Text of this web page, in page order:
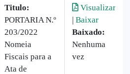
Titulo:
PORTARIA N.º
203/2022
Nomeia
Fiscais para a
Ata de
Visualizar
| Baixar
Baixado:
Nenhuma
vez